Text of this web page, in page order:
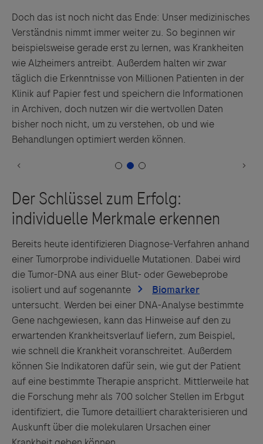
Doch das ist noch nicht das Ende: Unser medizinisches
Verständnis nimmt immer weiter zu. So beginnen wir
beispielsweise gerade erst zu lernen, was Krankheiten
wie Alzheimers antreibt. Außerdem halten wir zwar
täglich die Erkenntnisse von Millionen Patienten in der
Klinik auf Papier fest und speichern die Informationen
in Archiven, doch nutzen wir die wertvollen Daten
bisher noch nicht, um zu verstehen, ob und wie
Behandlungen optimiert werden können.
Bereits heute identifizieren Diagnose-Verfahren anhand
einer Tumorprobe individuelle Mutationen. Dabei wird
die Tumor-DNA aus einer Blut- oder Gewebeprobe
isoliert und auf sogenannte
untersucht. Werden bei einer DNA-Analyse bestimmte
Gene nachgewiesen, kann das Hinweise auf den zu
erwartenden Krankheitsverlauf liefern, zum Beispiel,
wie schnell die Krankheit voranschreitet. Außerdem
können Sie Indikatoren dafür sein, wie gut der Patient
auf eine bestimmte Therapie anspricht. Mittlerweile hat
die Forschung mehr als 700 solcher Stellen im Erbgut
identifiziert, die Tumore detailliert charakterisieren und
Auskunft über die molekularen Ursachen einer